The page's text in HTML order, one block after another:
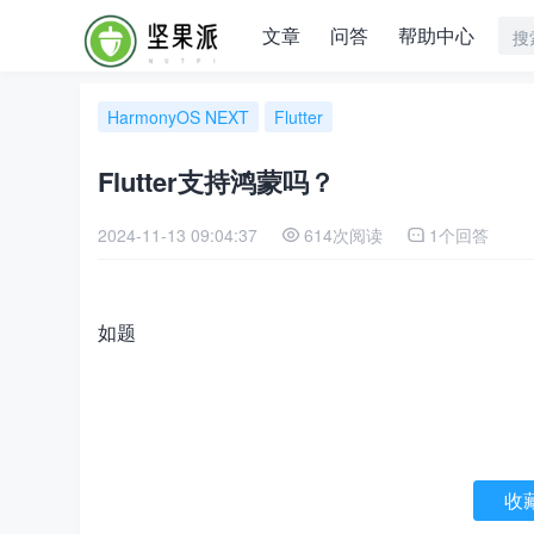
文章 问答 帮助中心
HarmonyOS NEXT Flutter
Flutter支持鸿蒙吗？
2024-11-13 09:04:37 614次阅读 1个回答
如题
收